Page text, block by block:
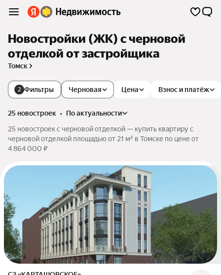
Новостройки (ЖК) с черновой
отделкой от застройщика
Томск
2 Фильтры Цена Взнос и платёж
Черновая
25 новостроек •
по актуальности
25 новостроек с черновой отделкой — купить квартиру с
черновой отделкой площадью от 21 м² в Томске по цене от
4 864 000 ₽